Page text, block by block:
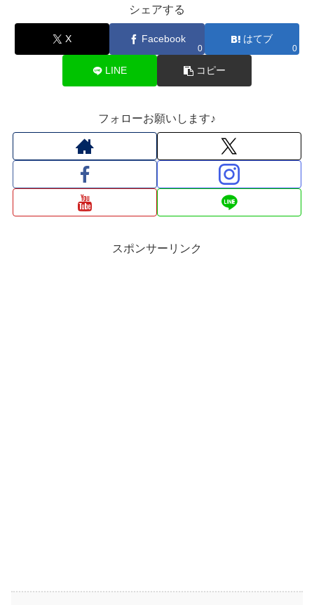
シェアする
X Facebook
0
はてブ
0
LINE コピー
フォローお願いします♪
スポンサーリンク